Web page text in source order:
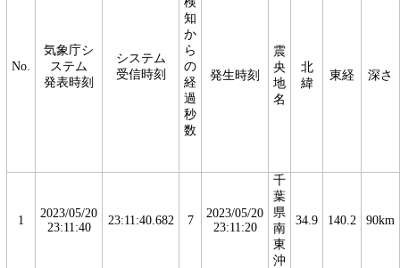
No.
気象庁シ
ステム
発表時刻
システム
受信時刻
知
か
ら
の
経
過
秒
数
発生時刻
震
央
地
名
北
緯
東経 深さ
1
2023/05/20
23:11:40
23:11:40.682 7
2023/05/20
23:11:20
千
葉
県
南
東
沖
34.9 140.2 90km